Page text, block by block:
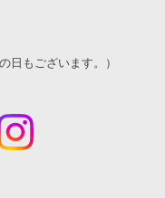
日もございます。）